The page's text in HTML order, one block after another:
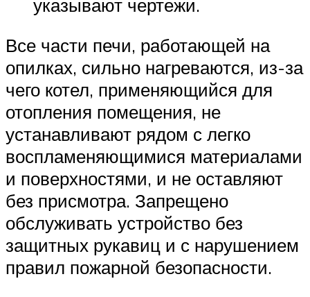
указывают чертежи.
Все части печи, работающей на
опилках, сильно нагреваются, из-за
чего котел, применяющийся для
отопления помещения, не
устанавливают рядом с легко
воспламеняющимися материалами
и поверхностями, и не оставляют
без присмотра. Запрещено
обслуживать устройство без
защитных рукавиц и с нарушением
правил пожарной безопасности.